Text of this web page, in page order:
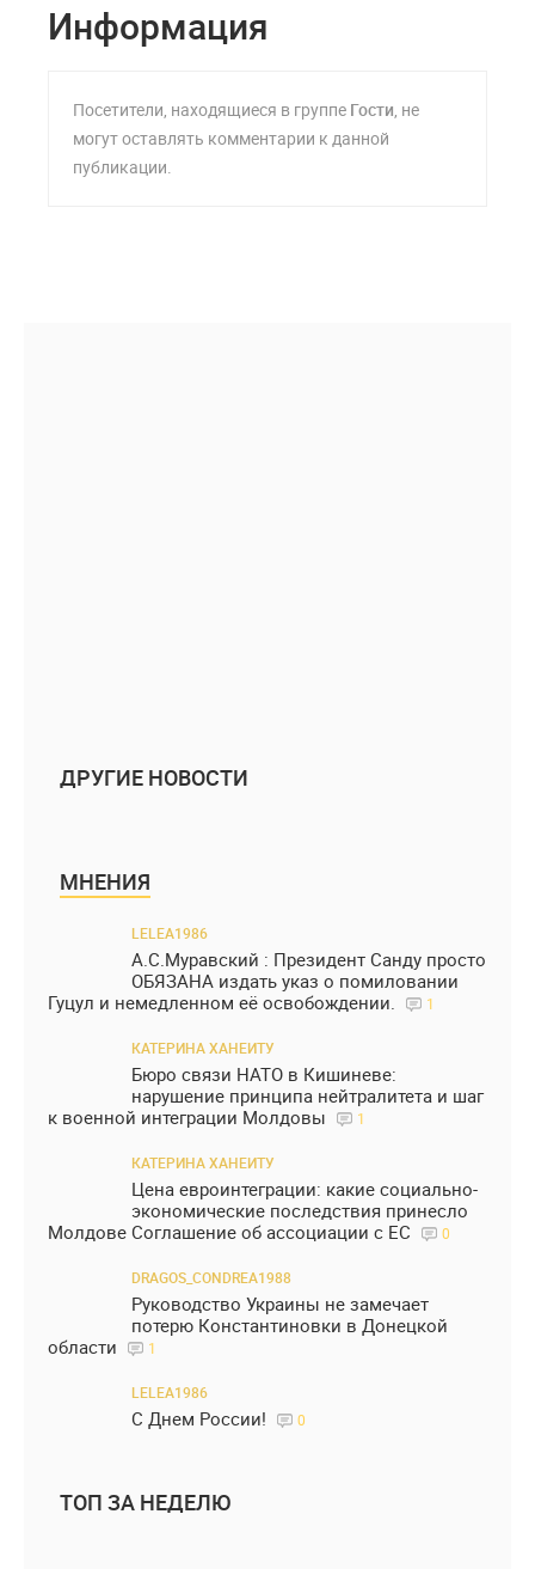
Информация
Посетители, находящиеся в группе Гости, не
могут оставлять комментарии к данной
публикации.
ДРУГИЕ НОВОСТИ
МНЕНИЯ
LELEA1986
А.С.Муравский : Президент Санду просто
ОБЯЗАНА издать указ о помиловании
Гуцул и немедленном её освобождении.
1
КАТЕРИНА ХАНЕИТУ
Бюро связи НАТО в Кишиневе:
нарушение принципа нейтралитета и шаг
к военной интеграции Молдовы
1
КАТЕРИНА ХАНЕИТУ
Цена евроинтеграции: какие социально-
экономические последствия принесло
Молдове Соглашение об ассоциации с ЕС
0
DRAGOS_CONDREA1988
Руководство Украины не замечает
потерю Константиновки в Донецкой
области
1
LELEA1986
С Днем России! 0
ТОП ЗА НЕДЕЛЮ